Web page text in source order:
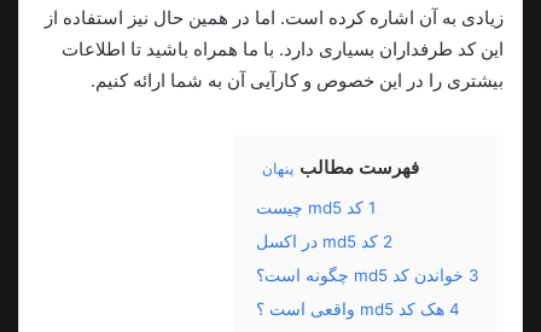
زیادی به آن اشاره کرده است. اما در همین حال نیز استفاده از
این کد طرفداران بسیاری دارد. با ما همراه باشید تا اطلاعات
بیشتری را در این خصوص و کارآیی آن به شما ارائه کنیم.
فهرست مطالب پنهان
1 کد md5 چیست
2 کد md5 در اکسل
3 خواندن کد md5 چگونه است؟
4 هک کد md5 واقعی است ؟